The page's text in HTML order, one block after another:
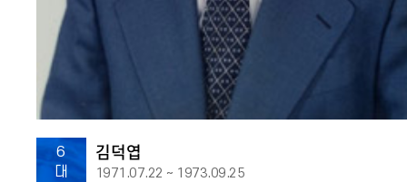
6
대
김덕엽
1971.07.22 ~ 1973.09.25